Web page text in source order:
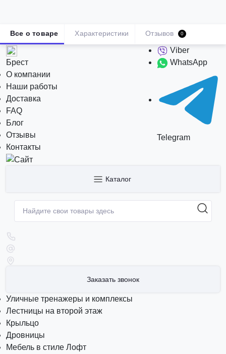
Брест
О компании
Наши работы
Доставка
FAQ
Блог
Отзывы
Контакты
Viber
WhatsApp
Telegram
Каталог
Заказать звонок
Уличные тренажеры и комплексы
Лестницы на второй этаж
Крыльцо
Дровницы
Мебель в стиле Лофт
Все о товаре Характеристики Отзывов 0